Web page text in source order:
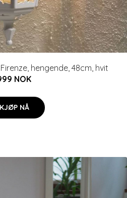
hengende, 48cm, hvit
NOK
KJØP NÅ